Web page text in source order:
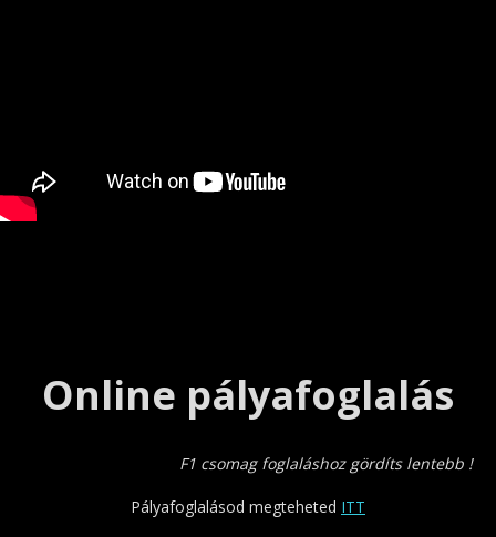
Online pályafoglalás
F1 csomag foglaláshoz gördíts lentebb !
Pályafoglalásod megteheted ITT